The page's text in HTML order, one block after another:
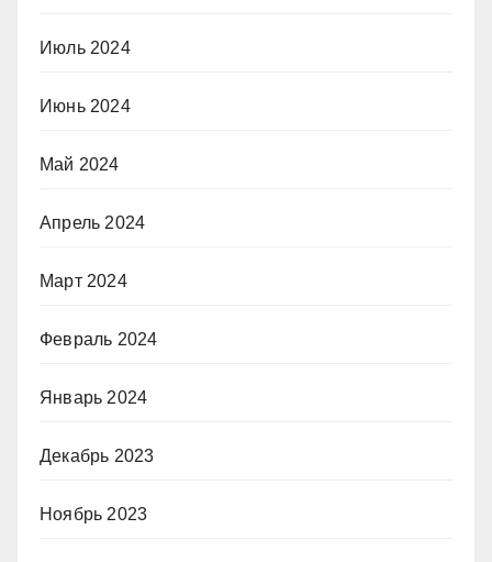
Июль 2024
Июнь 2024
Май 2024
Апрель 2024
Март 2024
Февраль 2024
Январь 2024
Декабрь 2023
Ноябрь 2023